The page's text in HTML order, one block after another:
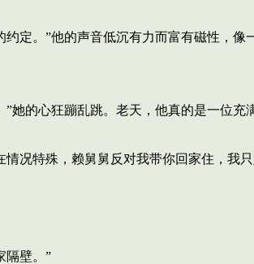
定。”他的声音低沉有力而富有磁性，像
她的心狂蹦乱跳。老天，他真的是一位
况特殊，赖舅舅反对我带你回家住，我
隔壁。”